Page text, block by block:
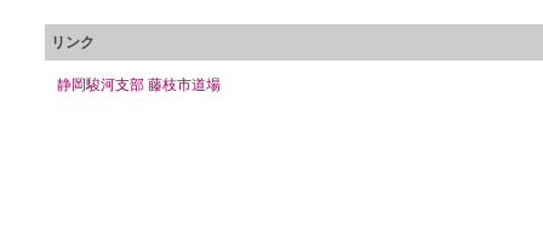
リンク
静岡駿河支部 藤枝市道場